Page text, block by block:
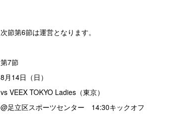
次節第6節は運営となります。
第7節
8月14日（日）
vs VEEX TOKYO Ladies（東京）
@足立区スポーツセンター 14:30キックオフ